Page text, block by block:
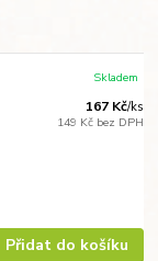
167 Kč/ks
149 Kč bez DPH
Skladem
Přidat do košíku